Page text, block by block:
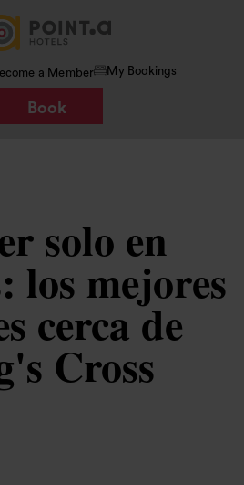
a Member My Bookings
Book
solo en
los mejores
cerca de
Cross